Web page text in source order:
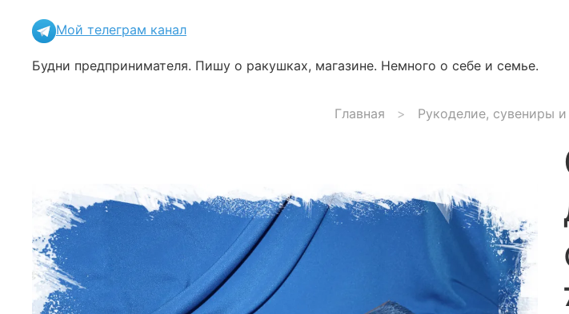
Мой телеграм канал
Будни предпринимателя. Пишу о ракушках, магазине. Немного о себе и семье.
Главная Рукоделие, сувениры